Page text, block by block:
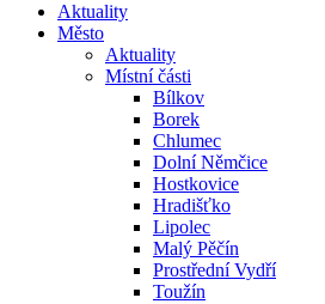
Aktuality
Město
Aktuality
Místní části
Bílkov
Borek
Chlumec
Dolní Němčice
Hostkovice
Hradišťko
Lipolec
Malý Pěčín
Prostřední Vydří
Toužín